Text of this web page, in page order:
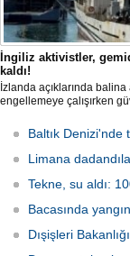
İngiliz aktivistler,
kaldı!
İzlanda açıklarında balina
engellemeye çalışırken
protesto gemisindeki 21
günlerdir gemiden
verilmediğini ve temel
edildiğini öne sürdü.
Britanyalı aktivist de
Baltık Denizi'nde
Limana
Tekne, su aldı:
Bacasında
Dışişleri